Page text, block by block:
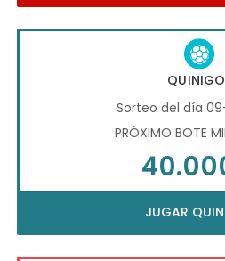
Sorteo del día
PRÓXIMO BOTE
JUGAR